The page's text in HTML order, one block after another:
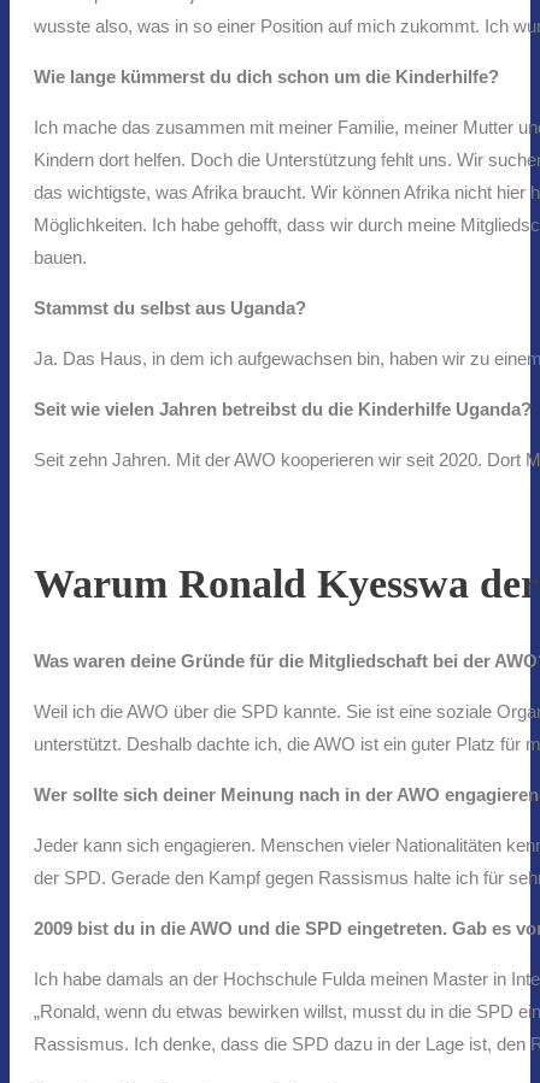
wusste also, was in so einer Position auf mich zukommt. Ich
Wie lange kümmerst du dich schon um die Kinderhilfe?
Ich mache das zusammen mit meiner Familie, meiner Mutter
Kindern dort helfen. Doch die Unterstützung fehlt uns. Wir
das wichtigste, was Afrika braucht. Wir können Afrika nicht hier
Möglichkeiten. Ich habe gehofft, dass wir durch meine
bauen.
Stammst du selbst aus Uganda?
Ja. Das Haus, in dem ich aufgewachsen bin, haben wir zu
Seit wie vielen Jahren betreibst du die Kinderhilfe Uganda?
Seit zehn Jahren. Mit der AWO kooperieren wir seit 2020. Dort
Warum Ronald Kyesswa
Was waren deine Gründe für die Mitgliedschaft bei der
Weil ich die AWO über die SPD kannte. Sie ist eine soziale
unterstützt. Deshalb dachte ich, die AWO ist ein guter Platz für
Wer sollte sich deiner Meinung nach in der AWO
Jeder kann sich engagieren. Menschen vieler Nationalitäten
der SPD. Gerade den Kampf gegen Rassismus halte ich für
2009 bist du in die AWO und die SPD eingetreten. Gab es
Ich habe damals an der Hochschule Fulda meinen Master in
„Ronald, wenn du etwas bewirken willst, musst du in die SPD
Rassismus. Ich denke, dass die SPD dazu in der Lage ist, den